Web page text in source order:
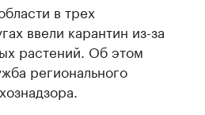
в трех
ввели карантин из-за
растений. Об этом
регионального